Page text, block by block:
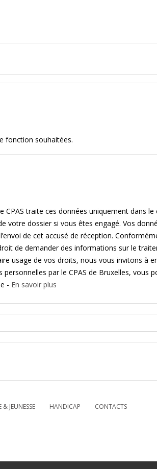
fonction souhaitées.
traite ces données uniquement dans le
votre dossier si vous êtes engagé. Vos
de cet accusé de réception.
de demander des informations sur le
usage de vos droits, nous vous invitons à
par le CPAS de Bruxelles, vous
- En savoir plus
& JEUNESSE HANDICAP CONTACTS